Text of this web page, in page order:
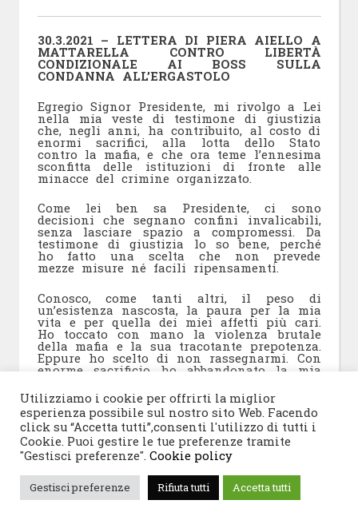
30.3.2021 – LETTERA DI PIERA AIELLO A
MATTARELLA CONTRO LIBERTÀ
CONDIZIONALE AI BOSS SULLA
CONDANNA ALL’ERGASTOLO
Egregio Signor Presidente, mi rivolgo a Lei
nella mia veste di testimone di giustizia
che, negli anni, ha contribuito, al costo di
enormi sacrifici, alla lotta dello Stato
contro la mafia, e che ora teme l’ennesima
sconfitta delle istituzioni di fronte alle
minacce del crimine organizzato.
Come lei ben sa Presidente, ci sono
decisioni che segnano confini invalicabili,
senza lasciare spazio a compromessi. Da
testimone di giustizia lo so bene, perché
ho fatto una scelta che non prevede
mezze misure né facili ripensamenti.
Conosco, come tanti altri, il peso di
un’esistenza nascosta, la paura per la mia
vita e per quella dei miei affetti più cari.
Ho toccato con mano la violenza brutale
della mafia e la sua tracotante prepotenza.
Eppure ho scelto di non rassegnarmi. Con
enorme sacrificio ho abbandonato la mia
e la mia terra: è il prezzo che si paga se
non si vuole piegare la testa, se si ha il
desiderio di restare liberi, di contribuire a
debellare le mafie e di sentirsi cittadini e
non sudditi. Tra quelli come me c’è chi
ha perso il marito o un figlio, un fratello
o un padre. E so bene che anche Lei,
signor Presidente, conosce il dolore
lancinante di una perdita ingiusta. Le
nostre sono ferite ancora aperte, subite in
Utilizziamo i cookie per offrirti la miglior
esperienza possibile sul nostro sito Web. Facendo
click su “Accetta tutti”,consenti l'utilizzo di tutti i
Cookie. Puoi gestire le tue preferenze tramite
"Gestisci preferenze". Cookie policy
Gestisci preferenze Rifiuta tutti Accetta tutti